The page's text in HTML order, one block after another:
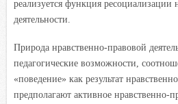
реализуется функция ресоциализации
деятельности.
Природа нравственно-правовой
педагогические возможности,
«поведение» как результат
предполагают активное нравственно-